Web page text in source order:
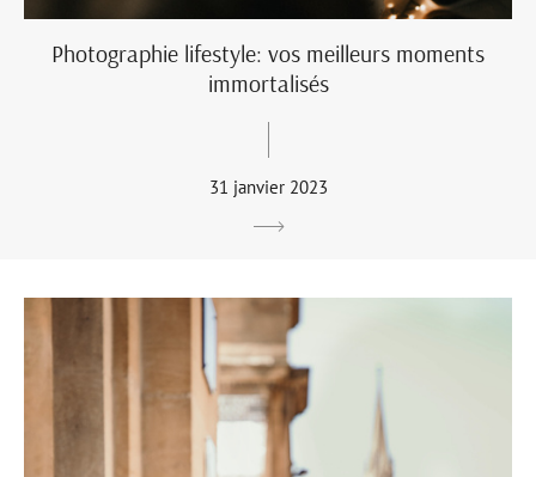
Photographie lifestyle: vos meilleurs moments
immortalisés
31 janvier 2023